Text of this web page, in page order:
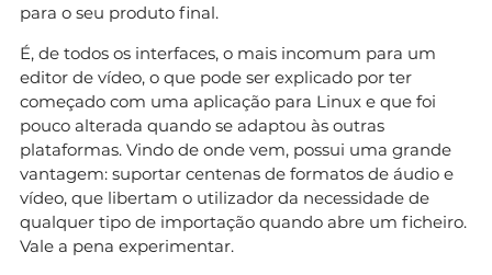
para o seu produto final.
É, de todos os interfaces, o mais incomum para um
editor de vídeo, o que pode ser explicado por ter
começado com uma aplicação para Linux e que foi
pouco alterada quando se adaptou às outras
plataformas. Vindo de onde vem, possui uma grande
vantagem: suportar centenas de formatos de áudio e
vídeo, que libertam o utilizador da necessidade de
qualquer tipo de importação quando abre um ficheiro.
Vale a pena experimentar.